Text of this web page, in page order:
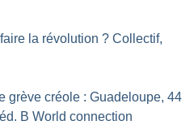
la révolution ? Collectif,
grève créole : Guadeloupe, 44
B World connection